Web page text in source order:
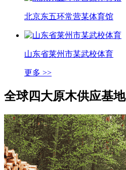
北京东五环常营某体育馆
山东省莱州市某武校体育
更多 >>
全球四大原木供应基地